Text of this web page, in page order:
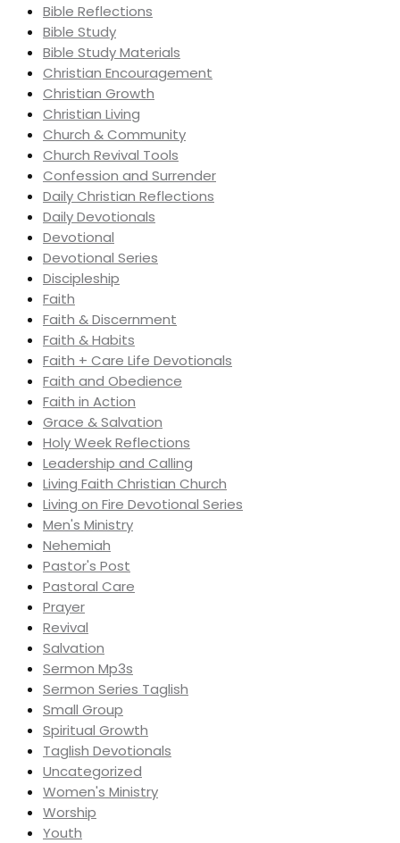
Bible Reflections
Bible Study
Bible Study Materials
Christian Encouragement
Christian Growth
Christian Living
Church & Community
Church Revival Tools
Confession and Surrender
Daily Christian Reflections
Daily Devotionals
Devotional
Devotional Series
Discipleship
Faith
Faith & Discernment
Faith & Habits
Faith + Care Life Devotionals
Faith and Obedience
Faith in Action
Grace & Salvation
Holy Week Reflections
Leadership and Calling
Living Faith Christian Church
Living on Fire Devotional Series
Men's Ministry
Nehemiah
Pastor's Post
Pastoral Care
Prayer
Revival
Salvation
Sermon Mp3s
Sermon Series Taglish
Small Group
Spiritual Growth
Taglish Devotionals
Uncategorized
Women's Ministry
Worship
Youth